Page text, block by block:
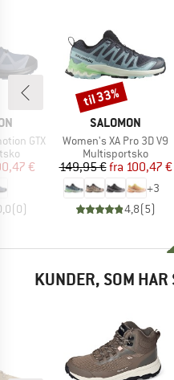
GTX
pris
€
(0)
MÆRKE
SALOMON
Artikel
Women's XA Pro 3D V9
Produktgruppe
Multisportsko
Pris
149,95 € Nedsat pris
fra 100,47 €
+3
4,8(5)
Rabat
til 33%
KUNDER, SOM HAR